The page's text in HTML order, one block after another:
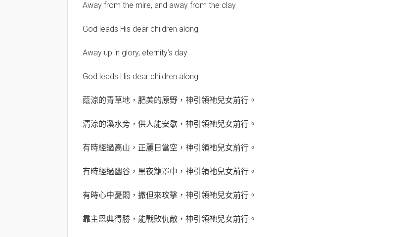
Away from the mire, and away from the clay
God leads His dear children along
Away up in glory, eternity’s day
God leads His dear children along
蔭涼的青草地，肥美的原野，神引領祂兒女前行。
清涼的溪水旁，供人能安歇，神引領祂兒女前行。
有時經過高山，正麗日當空，神引領祂兒女前行。
有時經過幽谷，黑夜籠罩中，神引領祂兒女前行。
有時心中憂悶，撒但來攻擊，神引領祂兒女前行。
靠主恩典得勝，能戰敗仇敵，神引領祂兒女前行。